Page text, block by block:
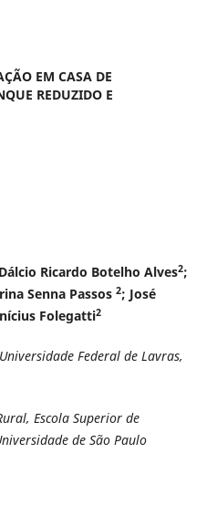
EM CASA DE
REDUZIDO E
Ricardo Botelho Alves2;
Senna Passos 2; José
Folegatti2
Federal de Lavras,
Escola Superior de
de São Paulo